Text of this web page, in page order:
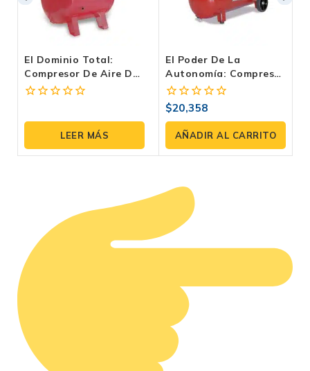
El Dominio Total:
Compresor De Aire De
Gasolina E23G14THAE-
fuera
5
LEER MÁS
El Poder De La
Autonomía: Compresor
De Aire De Gasolina
E150G0700TH-108 |
Evans
0
fuera
de
5
$20,358
AÑADIR AL CARRITO